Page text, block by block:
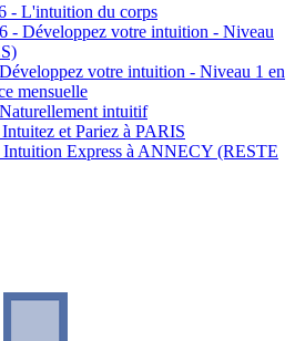
- L'intuition du corps
- Développez votre intuition - Niveau
votre intuition - Niveau 1 en
mensuelle
intuitif
et Pariez à PARIS
Intuition Express à ANNECY (RESTE